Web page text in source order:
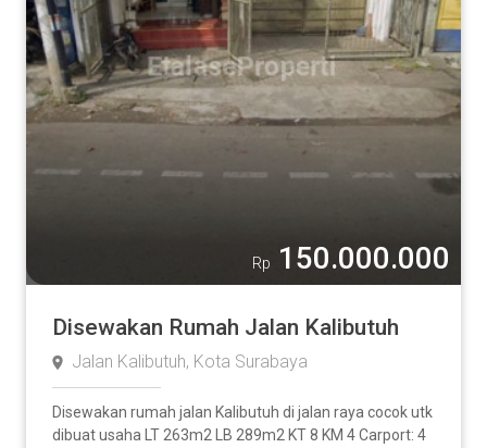
Rp 150.000.000
Disewakan Rumah Jalan Kalibutuh
Jalan Kalibutuh, Kota Surabaya
Disewakan rumah jalan Kalibutuh di jalan raya cocok utk
dibuat usaha LT 263m2 LB 289m2 KT 8 KM 4 Carport: 4